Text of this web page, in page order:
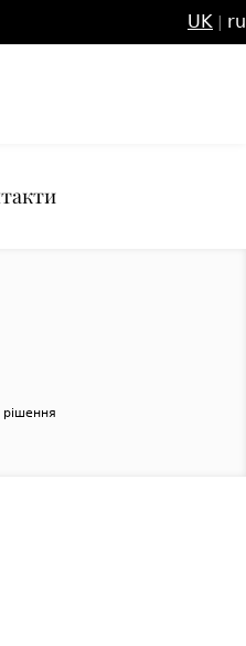
UK ru
рішення